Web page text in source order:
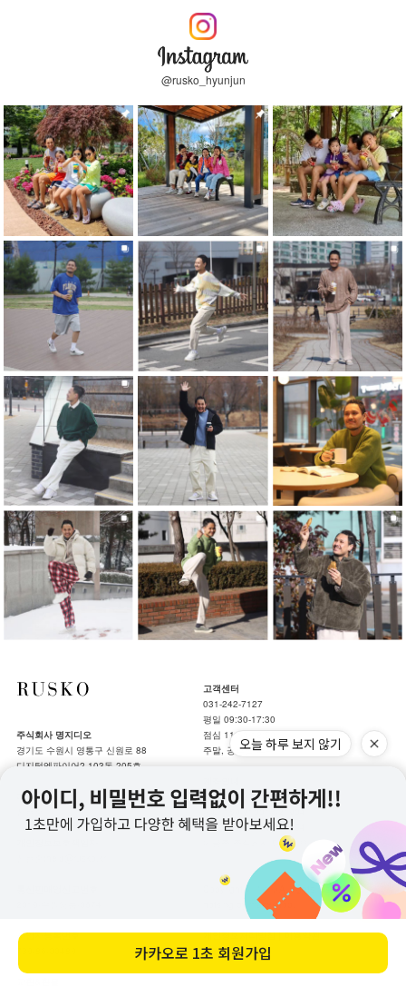
@rusko_hyunjun
주식회사 명지디오
경기도 수원시 영통구 신원로 88
디지털엠파이어2 103동 205호
대표
신현준
사업자등록번호
고객센터
031-242-7127
평일 09:30-17:30
점심 11:50-12:50
주말, 공휴일 휴무
기업 287-275488-04-011
하나 159-910017-21904
국민 203901-04-361154
예금주 주식회사 명지디오
Copyrightⓒ루스코All rights reserved.
hotsing by makeshop.
개인정보처리방침|이용약관
오늘 하루 보지 않기
카카오로 1초 회원가입